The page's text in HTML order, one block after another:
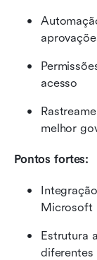
acesso
melhor
Pontos fortes:
Microsoft
Estrutura
diferentes